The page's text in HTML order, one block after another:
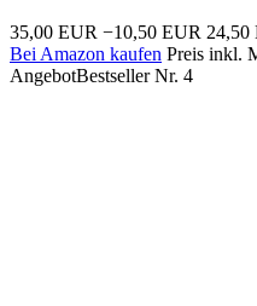
35,00 EUR −10,50 EUR 24,50
Bei Amazon kaufen Preis inkl.
AngebotBestseller Nr. 4